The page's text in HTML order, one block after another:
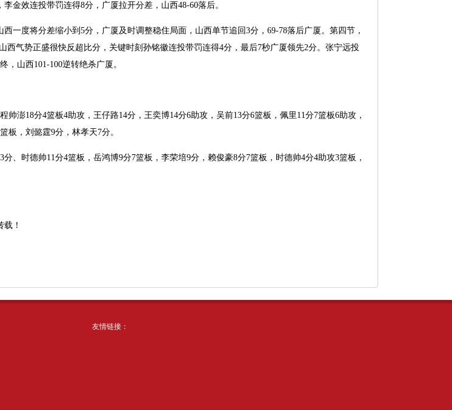
金效连投带罚连得8分，广厦拉开分差，山西48-60落后。
度将分差缩小到5分，广厦及时调整稳住局面，山西单节追回3分，69-78落后广厦。第四节，
西气势正盛很快反超比分，关键时刻孙铭徽连投带罚连得4分，最后7秒广厦领先2分。张宁远投
，山西101-100逆转绝杀广厦。
澎18分4篮板4助攻，王仔路14分，王奕博14分6助攻，吴前13分6篮板，佩里11分7篮板6助攻，
板，刘懿霆9分，林孝天7分。
时德帅11分4篮板，岳鸿博9分7篮板，李荣培9分，赖俊豪8分7篮板，时德帅4分4助攻3篮板，
！
友情链接：